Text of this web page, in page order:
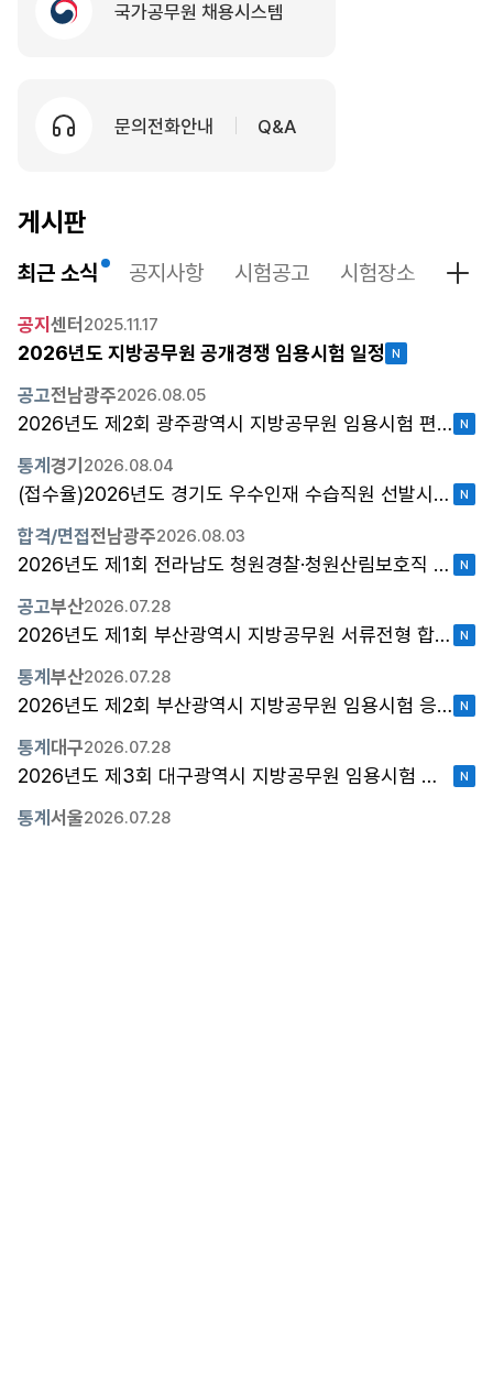
국가공무원 채용시스템
문의전화안내 Q&A
게시판
최근 소식 공지사항 시험공고 시험장소 시험
공지 센터 2025.11.17
2026년도 지방공무원 공개경쟁 임용시험 일정
공고전남광주2026.08.05
2026년도 제2회 광주광역시 지방공무원 임용시험 편의지원 심사결과 안내
통계 경기 2026.08.04
(접수율)2026년도 경기도 우수인재 수습직원 선발시험 원서접수 현황(잠정)
합격/면접전남광주2026.08.03
2026년도 제1회 전라남도 청원경찰·청원산림보호직 채용시험 최종합격자 및 임용후보자 등록 안내 공고？
공고부산2026.07.28
2026년도 제1회 부산광역시 지방공무원 서류전형 합격자 공고(농촌지도직)
통계 부산2026.07.28
2026년도 제2회 부산광역시 지방공무원 임용시험 응시원서 접수 현황
통계 대구2026.07.28
2026년도 제3회 대구광역시 지방공무원 임용시험 출원자 현황
통계 서울2026.07.28
최